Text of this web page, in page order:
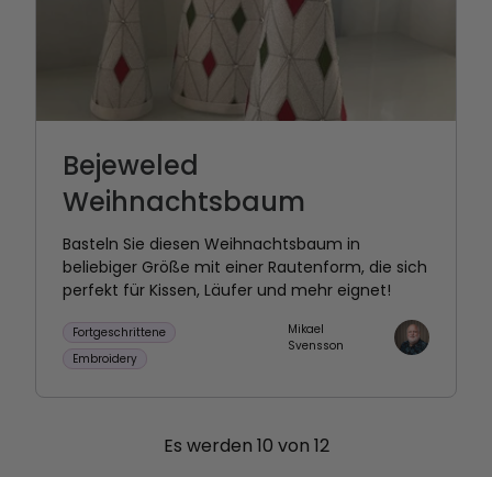
Bejeweled
Weihnachtsbaum
Basteln Sie diesen Weihnachtsbaum in
beliebiger Größe mit einer Rautenform, die sich
perfekt für Kissen, Läufer und mehr eignet!
Fortgeschrittene
Embroidery
Mikael
Svensson
Es werden 10 von 12